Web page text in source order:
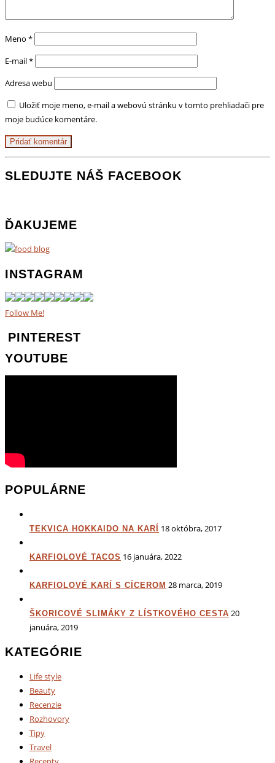
Meno *
E-mail*
Adresa webu
Uložiť moje meno, e-mail a webovú stránku v tomto prehliadači pre
moje budúce komentáre.
SLEDUJTE NÁŠ FACEBOOK
ĎAKUJEME
INSTAGRAM
Follow Me!
PINTEREST
YOUTUBE
POPULÁRNE
TEKVICA HOKKAIDO NA KARÍ 18 októbra, 2017
KARFIOLOVÉ TACOS 16 januára, 2022
KARFIOLOVÉ KARÍ S CÍCEROM 28 marca, 2019
ŠKORICOVÉ SLIMÁKY Z LÍSTKOVÉHO CESTA 20
januára, 2019
KATEGÓRIE
Life style
Beauty
Recenzie
Rozhovory
Tipy
Travel